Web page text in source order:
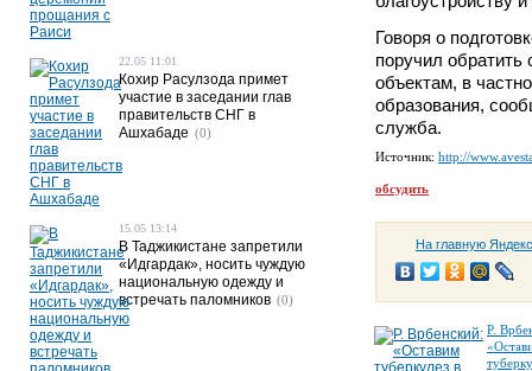
Говоря о
поручил
объектам, в
образования,
служба.
Источник: http://
обсудить
На главную
Р.
22.05 11:01
Кохир Расулзода примет
участие в заседании глав
правительств СНГ в
Ашхабаде (0)
15.05 13:14
В Таджикистане запретили
«Идгардак», носить чуждую
национальную одежду и
встречать паломников (0)